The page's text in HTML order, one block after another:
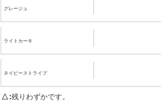
グレージュ
ライトカーキ
ネイビーストライプ
△ 残りわずかです。